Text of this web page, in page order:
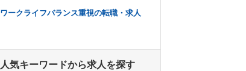
ワークライフバランス重視の転職・求人
人気キーワードから求人を探す